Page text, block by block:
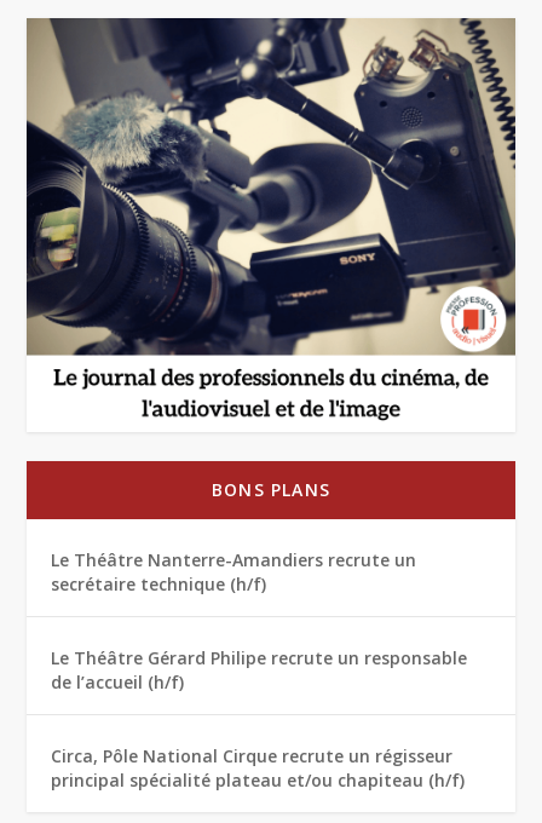
BONS PLANS
Le Théâtre Nanterre-Amandiers recrute un
secrétaire technique (h/f)
Le Théâtre Gérard Philipe recrute un responsable
de l’accueil (h/f)
Circa, Pôle National Cirque recrute un régisseur
principal spécialité plateau et/ou chapiteau (h/f)